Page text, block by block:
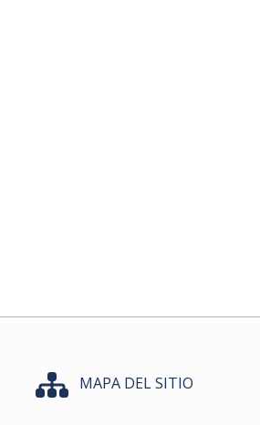
MAPA DEL SITIO